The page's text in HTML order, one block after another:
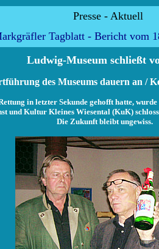
Presse -
Tagblatt - Bericht vom
Ludwig-Museum schließt
des Museums dauern an /
in letzter Sekunde gehofft hatte,
und Kultur Kleines Wiesental (KuK)
Die Zukunft bleibt ungewiss.